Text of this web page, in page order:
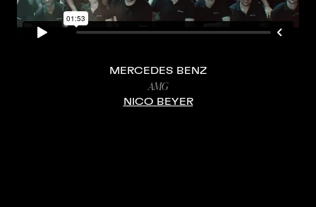
MERCEDES BENZ
AMG
NICO BEYER